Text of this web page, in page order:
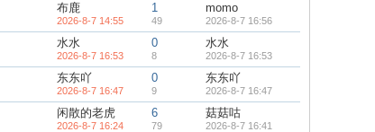
布鹿
2026-8-7 14:55
1
49
momo
2026-8-7 16:56
水水
2026-8-7 16:53
0
8
水水
2026-8-7 16:53
东东吖
2026-8-7 16:47
0
9
东东吖
2026-8-7 16:47
闲散的老虎
2026-8-7 16:24
6
79
菇菇咕
2026-8-7 16:41